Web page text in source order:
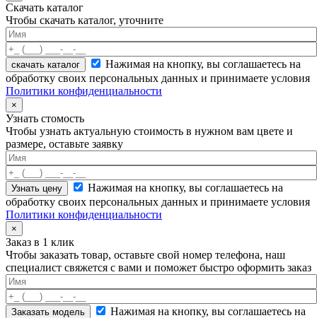
Скачать каталог
Чтобы скачать каталог, уточните
скачать каталог
Нажимая на кнопку, вы соглашаетесь на
обработку своих персональных данных и принимаете условия
Политики конфиденциальности
×
Узнать стомость
Чтобы узнать актуальную стоимость в нужном вам цвете и
размере, оставьте заявку
Нажимая на кнопку, вы соглашаетесь на
обработку своих персональных данных и принимаете условия
Политики конфиденциальности
×
Заказ в 1 клик
Чтобы заказать товар, оставьте свой номер телефона, наш
специалист свяжется с вами и поможет быстро оформить заказ
Нажимая на кнопку, вы соглашаетесь на